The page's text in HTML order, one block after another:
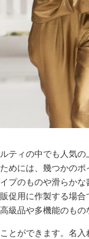
ティの中でも人気の
めには、幾つかのポ
プのものや滑らか
促用に作製する場
級品や多機能のもの
とができます。名